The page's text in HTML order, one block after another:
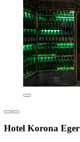
Hotel Korona Eger